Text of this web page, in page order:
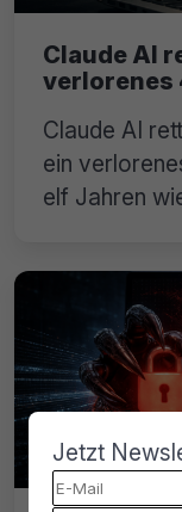
Claude AI
verlorenes
Claude AI
ein
elf Jahren
Jetzt